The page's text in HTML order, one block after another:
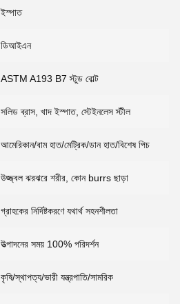
ইস্পাত
ডিআইএন
ASTM A193 B7 স্টুড বোল্ট
সলিড ব্রাস, খাদ ইস্পাত, স্টেইনলেস স্টীল
আমেরিকান/বাম হাত/মেট্রিক/ডান হাত/বিশেষ পিচ
উজ্জ্বল ঝরঝরে শরীর, কোন burrs ছাড়া
গ্রাহকের নির্দিষ্টকরণে যথার্থ সহনশীলতা
উত্পাদনের সময় 100% পরিদর্শন
কৃষি/স্থাপত্য/ভারী যন্ত্রপাতি/সামরিক